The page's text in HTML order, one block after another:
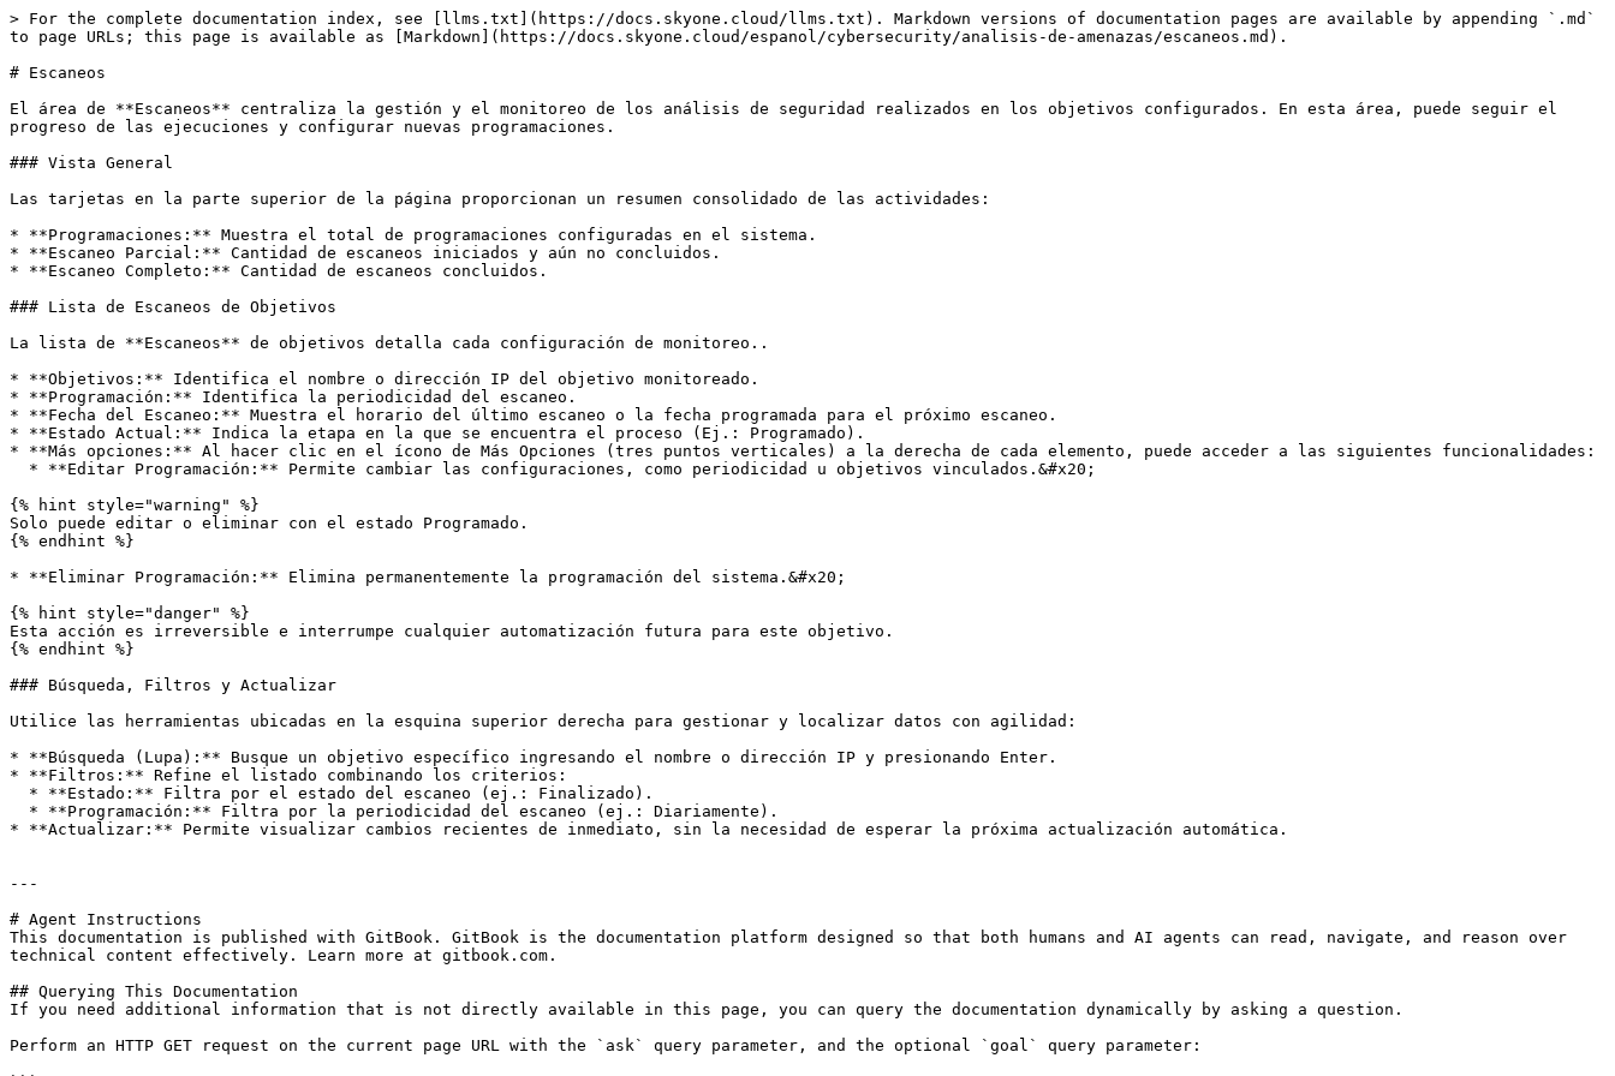
> For the complete documentation index, see [llms.txt](https://docs.skyone.cloud/llms.txt). Markdown versions of documentation pages are available by appending `.md`
to page URLs; this page is available as [Markdown](https://docs.skyone.cloud/espanol/cybersecurity/analisis-de-amenazas/escaneos.md).
# Escaneos
El área de **Escaneos** centraliza la gestión y el monitoreo de los análisis de seguridad realizados en los objetivos configurados. En esta área, puede seguir el
progreso de las ejecuciones y configurar nuevas programaciones.
### Vista General
Las tarjetas en la parte superior de la página proporcionan un resumen consolidado de las actividades:
* **Programaciones:** Muestra el total de programaciones configuradas en el sistema.
* **Escaneo Parcial:** Cantidad de escaneos iniciados y aún no concluidos.
* **Escaneo Completo:** Cantidad de escaneos concluidos.
### Lista de Escaneos de Objetivos
La lista de **Escaneos** de objetivos detalla cada configuración de monitoreo..
* **Objetivos:** Identifica el nombre o dirección IP del objetivo monitoreado.
* **Programación:** Identifica la periodicidad del escaneo.
* **Fecha del Escaneo:** Muestra el horario del último escaneo o la fecha programada para el próximo escaneo.
* **Estado Actual:** Indica la etapa en la que se encuentra el proceso (Ej.: Programado).
* **Más opciones:** Al hacer clic en el ícono de Más Opciones (tres puntos verticales) a la derecha de cada elemento, puede acceder a las siguientes funcionalidades:
{% hint style="warning" %}
Solo puede editar o eliminar con el estado Programado.
{% endhint %}
* **Eliminar Programación:** Elimina permanentemente la programación del sistema.&#x20;
{% hint style="danger" %}
Esta acción es irreversible e interrumpe cualquier automatización futura para este objetivo.
{% endhint %}
### Búsqueda, Filtros y Actualizar
Utilice las herramientas ubicadas en la esquina superior derecha para gestionar y localizar datos con agilidad:
* **Búsqueda (Lupa):** Busque un objetivo específico ingresando el nombre o dirección IP y presionando Enter.
* **Filtros:** Refine el listado combinando los criterios:
* **Actualizar:** Permite visualizar cambios recientes de inmediato, sin la necesidad de esperar la próxima actualización automática.
---
# Agent Instructions
This documentation is published with GitBook. GitBook is the documentation platform designed so that both humans and AI agents can read, navigate, and reason over
technical content effectively. Learn more at gitbook.com.
## Querying This Documentation
If you need additional information that is not directly available in this page, you can query the documentation dynamically by asking a question.
Perform an HTTP GET request on the current page URL with the `ask` query parameter, and the optional `goal` query parameter: